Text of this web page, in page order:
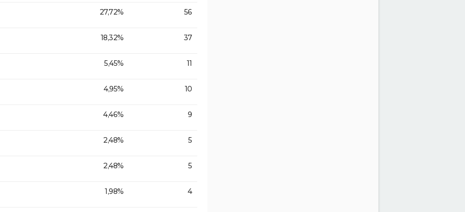
27,72% 56
18,32% 37
5,45% 11
4,95% 10
4,46% 9
2,48% 5
2,48% 5
1,98% 4